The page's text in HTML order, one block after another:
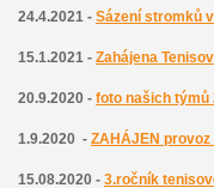
24.4.2021 - Sázení stromků
15.1.2021 - Zahájena T
20.9.2020 - foto našich týmů
1.9.2020 - ZAHÁJEN
15.08.2020 - 3.ročník